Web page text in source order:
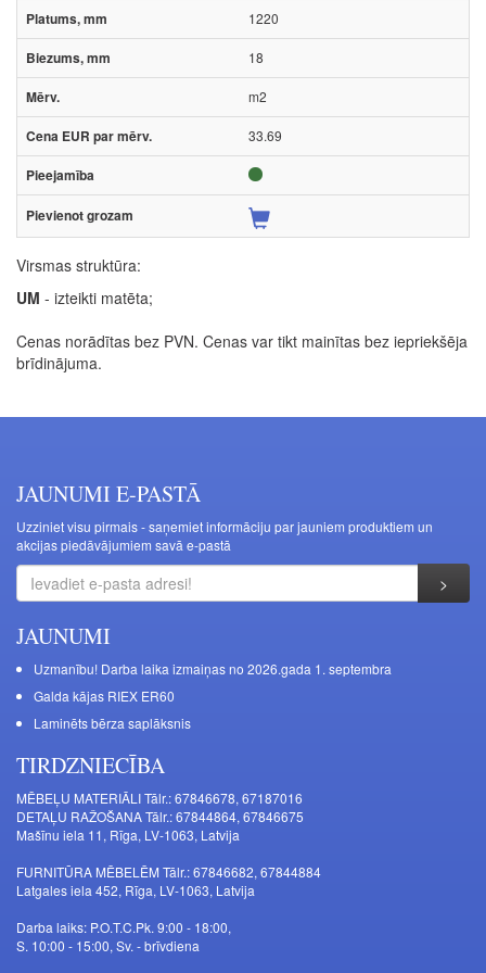
1220
18
m2
33.69
Virsmas struktūra:
UM - izteikti matēta;
Cenas norādītas bez PVN. Cenas var tikt mainītas bez iepriekšēja
brīdinājuma.
JAUNUMI E-PASTĀ
Uzziniet visu pirmais - saņemiet informāciju par jauniem produktiem un
akcijas piedāvājumiem savā e-pastā
JAUNUMI
Uzmanību! Darba laika izmaiņas no 2026.gada 1. septembra
Galda kājas RIEX ER60
Laminēts bērza saplāksnis
TIRDZNIECĪBA
MĒBEĻU MATERIĀLI Tālr.: 67846678, 67187016
DETAĻU RAŽOŠANA Tālr.: 67844864, 67846675
Mašīnu iela 11, Rīga, LV-1063, Latvija
FURNITŪRA MĒBELĒM Tālr.: 67846682, 67844884
Latgales iela 452, Rīga, LV-1063, Latvija
Darba laiks: P.O.T.C.Pk. 9:00 - 18:00,
S. 10:00 - 15:00, Sv. - brīvdiena